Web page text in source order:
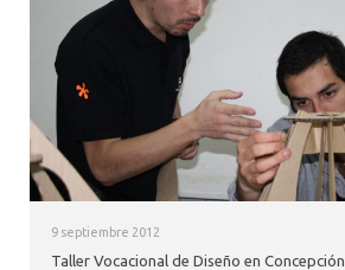
9 septiembre 2012
Taller Vocacional de Diseño en Concepción